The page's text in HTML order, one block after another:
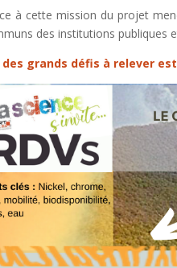
à cette mission du projet
des institutions publiques
des grands défis à relever